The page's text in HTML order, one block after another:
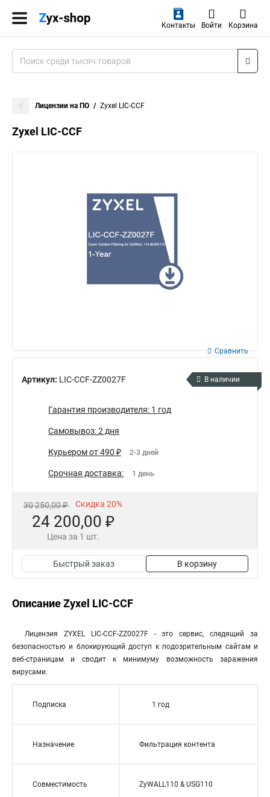
Контакты Войти Корзина
Лицензии на ПО Zyxel LIC-CCF
Zyxel LIC-CCF
Артикул: LIC-CCF-ZZ0027F
Сравнить
В наличии
Гарантия производителя: 1 год
Самовывоз: 2 дня
Курьером от 490 ₽ 2-3 дней
Срочная доставка: 1 день
30 250,00 ₽ Скидка 20%
24 200,00 ₽
Цена за 1 шт.
Быстрый заказ В корзину
Описание Zyxel LIC-CCF
Лицензия ZYXEL LIC-CCF-ZZ0027F - это сервис, следящий за
безопасностью и блокирующий доступ к подозрительным сайтам и
веб-страницам и сводит к минимуму возможность заражения
вирусами.
Подписка 1 год
Назначение Фильтрация контента
Совместимость ZyWALL110 & USG110